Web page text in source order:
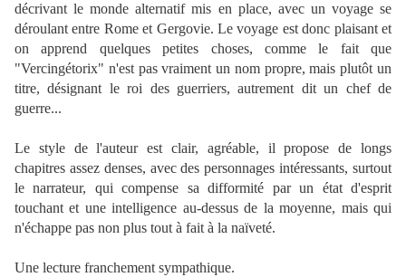
décrivant le monde alternatif mis en place, avec un voyage se
déroulant entre Rome et Gergovie. Le voyage est donc plaisant et
on apprend quelques petites choses, comme le fait que
"Vercingétorix" n'est pas vraiment un nom propre, mais plutôt un
titre, désignant le roi des guerriers, autrement dit un chef de
guerre...
Le style de l'auteur est clair, agréable, il propose de longs
chapitres assez denses, avec des personnages intéressants, surtout
le narrateur, qui compense sa difformité par un état d'esprit
touchant et une intelligence au-dessus de la moyenne, mais qui
n'échappe pas non plus tout à fait à la naïveté.
Une lecture franchement sympathique.